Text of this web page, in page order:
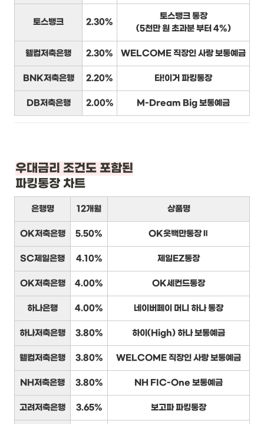
토스뱅크 2.30%
토스뱅크 통장
(5천만 원 초과분 부터 4%)
웰컴저축은행 2.30% WELCOME 직장인 사랑 보통예금
BNK저축은행 2.20% 타!이거 파킹통장
DB저축은행 2.00% M-Dream Big 보통예금
우대금리 조건도 포함된
파킹통장 차트
은행명 12개월 상품명
OK저축은행 5.50% OK읏백만통장Ⅱ
SC제일은행 4.10% 제일EZ통장
OK저축은행 4.00% OK세컨드통장
하나은행 4.00% 네이버페이 머니 하나 통장
하나저축은행 3.80% 하이(High) 하나 보통예금
웰컴저축은행 3.80% WELCOME 직장인 사랑 보통예금
NH저축은행 3.80% NH FIC-One 보통예금
고려저축은행 3.65% 보고파 파킹통장